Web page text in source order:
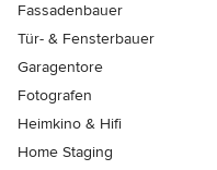
Fassadenbauer
Tür- & Fensterbauer
Garagentore
Fotografen
Heimkino & Hifi
Home Staging